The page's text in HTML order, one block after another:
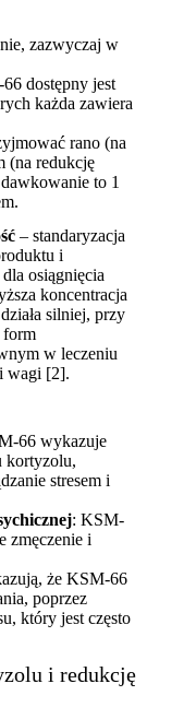
zazwyczaj w
dostępny jest
każda zawiera
rano (na
(na redukcję
to 1
– standaryzacja
i
osiągnięcia
koncentracja
silniej, przy
form
w leczeniu
wagi [2].
66 wykazuje
kortyzolu,
stresem i
: KSM-
zmęczenie i
że KSM-66
poprzez
który jest często
i redukcję